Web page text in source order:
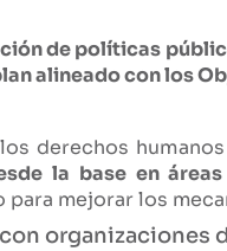
de políticas
alineado con los
derechos
la base en
para mejorar los
organizaciones